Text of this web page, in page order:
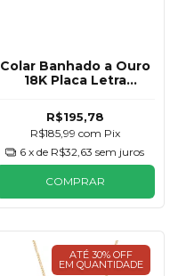
Colar Banhado a Ouro
18K Placa Letra
R$195,78
R$185,99 com Pix
6 x de R$32,63 sem juros
COMPRAR
ATÉ 30% OFF
EM QUANTIDADE